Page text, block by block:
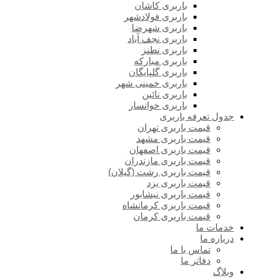
باربری کاشان
باربری فولادشهر
باربری شهرضا
باربری نجف آباد
باربری نطنز
باربری مبارکه
باربری گلپایگان
باربری خمینی شهر
باربری نائین
باربری خوانسار
جدول تعرفه باربری
قیمت باربری تهران
قیمت باربری مشهد
قیمت باربری اصفهان
قیمت باربری مازندران
قیمت باربری رشت (گیلان)
قیمت باربری یزد
قیمت باربری نیشابور
قیمت باربری کرمانشاه
قیمت باربری کرمان
خدمات ما
درباره ما
تماس با ما
دفاتر ما
وبلاگ